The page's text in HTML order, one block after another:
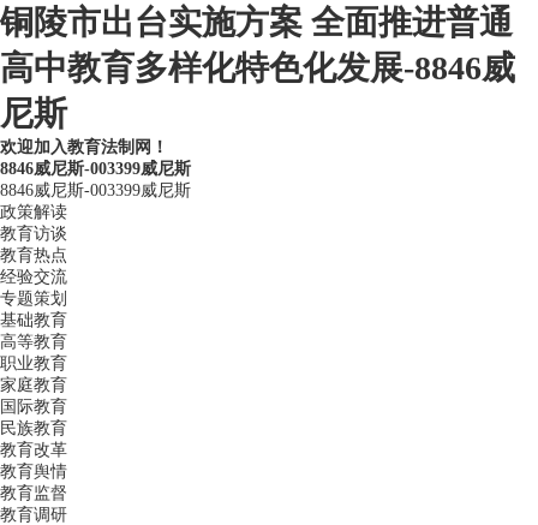
铜陵市出台实施方案 全面推进普通
高中教育多样化特色化发展-8846威
尼斯
欢迎加入教育法制网！
8846威尼斯-003399威尼斯
8846威尼斯-003399威尼斯
政策解读
教育访谈
教育热点
经验交流
专题策划
基础教育
高等教育
职业教育
家庭教育
国际教育
民族教育
教育改革
教育舆情
教育监督
教育调研